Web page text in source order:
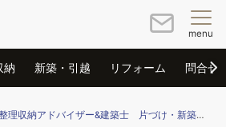
menu
納 新築・引越 リフォーム 問合せ
イザー&建築士 片づけ・新築・リフォームのご相談はリブラクまで